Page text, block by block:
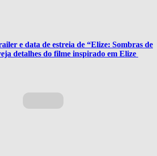
e data de estreia de “Elize: Sombras de
detalhes do filme inspirado em Elize